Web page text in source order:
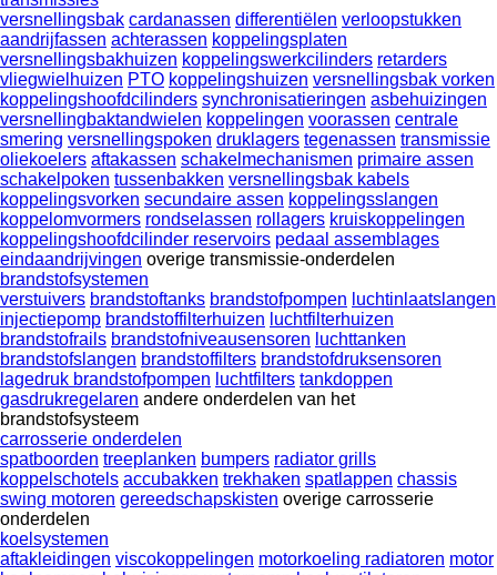
versnellingsbak cardanassen differentiëlen verloopstukken
aandrijfassen achterassen koppelingsplaten
versnellingsbakhuizen koppelingswerkcilinders retarders
vliegwielhuizen PTO koppelingshuizen versnellingsbak vorken
koppelingshoofdcilinders synchronisatieringen asbehuizingen
versnellingbaktandwielen koppelingen voorassen centrale
smering versnellingspoken druklagers tegenassen transmissie
oliekoelers aftakassen schakelmechanismen primaire assen
schakelpoken tussenbakken versnellingsbak kabels
koppelingsvorken secundaire assen koppelingsslangen
koppelomvormers rondselassen rollagers kruiskoppelingen
koppelingshoofdcilinder reservoirs pedaal assemblages
eindaandrijvingen overige transmissie-onderdelen
brandstofsystemen
verstuivers brandstoftanks brandstofpompen luchtinlaatslangen
injectiepomp brandstoffilterhuizen luchtfilterhuizen
brandstofrails brandstofniveausensoren luchttanken
brandstofslangen brandstoffilters brandstofdruksensoren
lagedruk brandstofpompen luchtfilters tankdoppen
gasdrukregelaren andere onderdelen van het
brandstofsysteem
carrosserie onderdelen
spatboorden treeplanken bumpers radiator grills
koppelschotels accubakken trekhaken spatlappen chassis
swing motoren gereedschapskisten overige carrosserie
onderdelen
koelsystemen
aftakleidingen viscokoppelingen motorkoeling radiatoren motor